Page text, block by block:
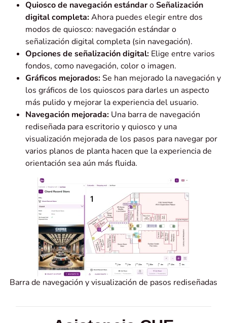
Quiosco de navegación estándaroSeñalización
digital completa:Ahora puedes elegir entre dos
modos de quiosco: navegación estándar o
señalización digital completa (sin navegación).
Opciones de señalización digital: Elige entre varios
fondos, como navegación, color o imagen.
Gráficos mejorados:Se han mejorado la navegación y
los gráficos de los quioscos para darles un aspecto
más pulido y mejorar la experiencia del usuario.
Navegación mejorada: Una barra de navegación
rediseñada para escritorio y quiosco y una
visualización mejorada de los pasos para navegar por
varios planos de planta hacen que la experiencia de
orientación sea aún más fluida.
Barra de navegación y visualización de pasos rediseñadas